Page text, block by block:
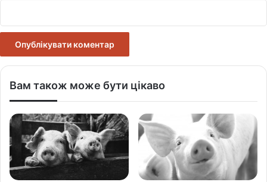
Вам також може бути цікаво